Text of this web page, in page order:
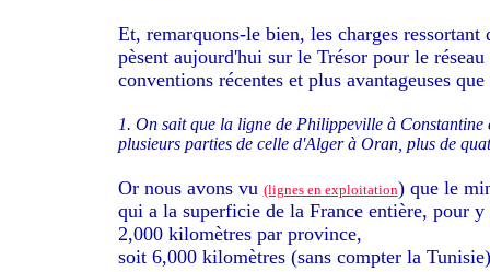
Et, remarquons-le bien, les charges
pèsent aujourd'hui sur le Trésor pour le
conventions récentes et plus avantageuses
1. On sait que la ligne de Philippeville à
plusieurs parties de celle d'Alger à Oran, plus de
Or nous avons vu (lignes en exploitation) que le
qui a la superficie de la France entière, pour
2,000 kilomètres par province,
soit 6,000 kilomètres (sans compter la